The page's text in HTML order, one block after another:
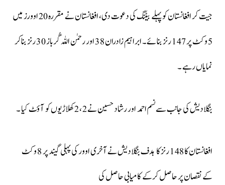
جیت کر افغانستان کو پہلے بیٹنگ کی دعوت دی، افغانستان نے مقررہ 20 اوورز میں
5 وکٹ پر 147 رنز بنائے۔ ابراہیم زادران 38 اور رحمٰن اللہ گُرباز 30 رنز بناکر
نمایاں رہے ۔
بنگلادیش کی جانب سے نسم احمد اور رشاد حسین نے 2 ، 2 کھلاڑیوں کو آؤٹ کیا ۔
افغانستان کا 148 رنز کا ہدف بنگلادیش نے آخری اوور کی پہلی گیند پر 8 وکٹ
کے نقصان پر حاصل کرکے کامیابی حاصل کی